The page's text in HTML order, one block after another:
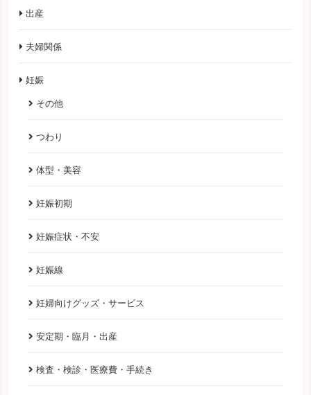
出産
夫婦関係
妊娠
その他
つわり
体型・美容
妊娠初期
妊娠症状・不安
妊娠線
妊婦向けグッズ・サービス
安定期・臨月・出産
検査・検診・医療費・手続き